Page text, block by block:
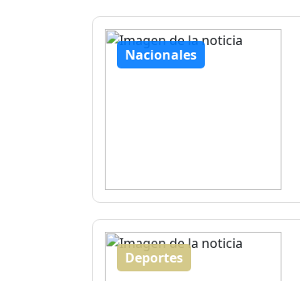
Nacionales
Deportes